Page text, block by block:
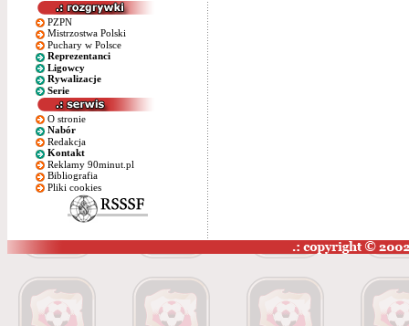
PZPN
Mistrzostwa Polski
Puchary w Polsce
Reprezentanci
Ligowcy
Rywalizacje
Serie
O stronie
Nabór
Redakcja
Kontakt
Reklamy 90minut.pl
Bibliografia
Pliki cookies